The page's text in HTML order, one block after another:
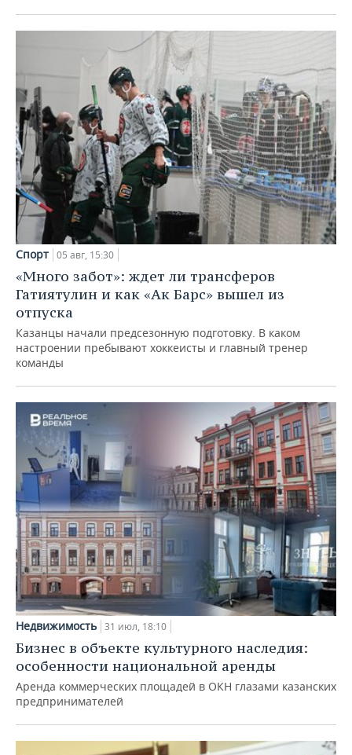
Спорт 05 авг, 15:30
«Много забот»: ждет ли трансферов
Гатиятулин и как «Ак Барс» вышел из
отпуска
Казанцы начали предсезонную подготовку. В каком
настроении пребывают хоккеисты и главный тренер
команды
Недвижимость 31 июл, 18:10
Бизнес в объекте культурного наследия:
особенности национальной аренды
Аренда коммерческих площадей в ОКН глазами казанских
предпринимателей